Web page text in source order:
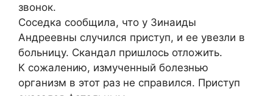
звонок.
Соседка сообщила, что у Зинаиды
Андреевны случился приступ, и ее увезли в
больницу. Скандал пришлось отложить.
К сожалению, измученный болезнью
организм в этот раз не справился. Приступ